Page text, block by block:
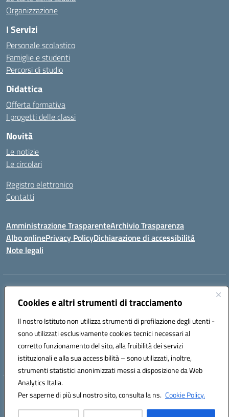
Cookies e altri strumenti di tracciamento
Il nostro Istituto non utilizza strumenti di profilazione degli utenti -
sono utilizzati esclusivamente cookies tecnici necessari al
corretto funzionamento del sito, alla fruibilità dei servizi
istituzionali e alla sua accessibilità – sono utilizzati, inoltre,
strumenti statistici anonimizzati messi a disposizione da Web
Analytics Italia.
Per saperne di più sul nostro sito, consulta la ns. Cookie Policy.
Organizzazione
I Servizi
Personale scolastico
Famiglie e studenti
Percorsi di studio
Didattica
Offerta formativa
I progetti delle classi
Novità
Le notizie
Le circolari
Registro elettronico
Contatti
Amministrazione TrasparenteArchivio Trasparenza
Albo onlinePrivacy PolicyDichiarazione di accessibilità
Note legali
Indirizzo:
Centralino:096721161 Email:czic869004@istruzione.it
Codice fiscale: 84000710792
Codice meccanografico:
CZIC869004
Codice unico di fatturazione (CUF): UFKGA0
Hosting & Powered by 3D Solution S.r.l.
Concept & Design by Designers Italia